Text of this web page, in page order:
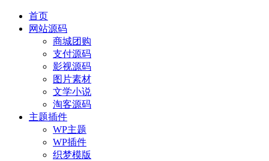
首页
网站源码
商城团购
支付源码
影视源码
图片素材
文学小说
淘客源码
主题插件
WP主题
WP插件
织梦模版